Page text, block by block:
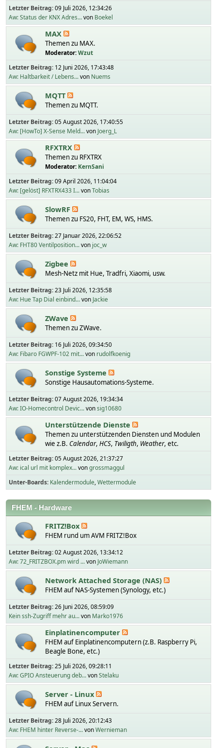
Letzter Beitrag:09 Juli 2026, 12:34:26
Aw: Status der KNX Adres...von Boekel
MAX
Themen zu MAX.
Moderator:Wzut
Letzter Beitrag: 12 Juni 2026, 17:43:48
Aw: Haltbarkeit / Lebens...von Nuems
MQTT
Themen zu MQTT.
Letzter Beitrag:05 August 2026, 17:40:55
Aw: [HowTo] X-Sense Meld...von Joerg_L
RFXTRX
Themen zu RFXTRX
Moderator: KernSani
Letzter Beitrag:09 April 2026, 11:04:04
Aw: [gelöst] RFXTRX433 I...vonTobias
SlowRF
Themen zu FS20, FHT, EM, WS, HMS.
Letzter Beitrag:27 Januar 2026, 22:06:52
Aw: FHT80 Ventilposition...von joc_w
Zigbee
Mesh-Netz mit Hue, Tradfri, Xiaomi, usw.
Letzter Beitrag:23 Juli 2026, 12:35:58
Aw: Hue Tap Dial einbind...von Jackie
ZWave
Themen zu ZWave.
Letzter Beitrag: 16 Juli 2026, 09:34:50
Aw: Fibaro FGWPF-102 mit...von rudolfkoenig
Sonstige Systeme
Sonstige Hausautomations-Systeme.
Letzter Beitrag:07 August 2026, 19:34:34
Aw: IO-Homecontrol Devic...vonsig10680
Unterstützende Dienste
Themen zu unterstützenden Diensten und Modulen
wie z.B. Calendar, HCS, Twiligth, Weather, etc.
Letzter Beitrag:05 August 2026, 21:37:27
Aw: ical url mit komplex...vongrossmaggul
Unter-Boards Kalendermodule Wettermodule
FHEM - Hardware
FRITZ!Box
FHEM rund um AVM FRITZ!Box
Letzter Beitrag:02 August 2026, 13:34:12
Aw: 72_FRITZBOX.pm wird ...von JoWiemann
Network Attached Storage (NAS)
FHEM auf NAS-Systemen (Synology, etc.)
Letzter Beitrag:26 Juni 2026, 08:59:09
Kein ssh-Zugriff mehr au...von Marko1976
Einplatinencomputer
FHEM auf Einplatinencomputern (z.B. Raspberry Pi,
Beagle Bone, etc.)
Letzter Beitrag:25 Juli 2026, 09:28:11
Aw: GPIO Ansteuerung deb...vonStelaku
Server - Linux
FHEM auf Linux Servern.
Letzter Beitrag:28 Juli 2026, 20:12:43
Aw: FHEM hinter Reverse-...vonWernieman